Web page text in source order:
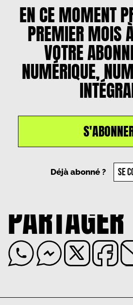
EN CE MOMENT
PREMIER MOIS
VOTRE
NUMÉRIQUE,
Déjà abonné ? SE
Manon
PARTAGER